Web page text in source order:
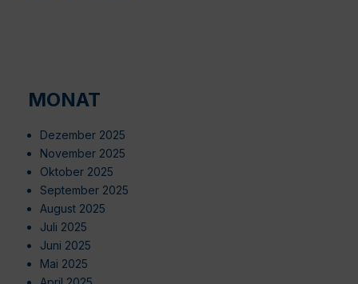
MONAT
Dezember 2025
November 2025
Oktober 2025
September 2025
August 2025
Juli 2025
Juni 2025
Mai 2025